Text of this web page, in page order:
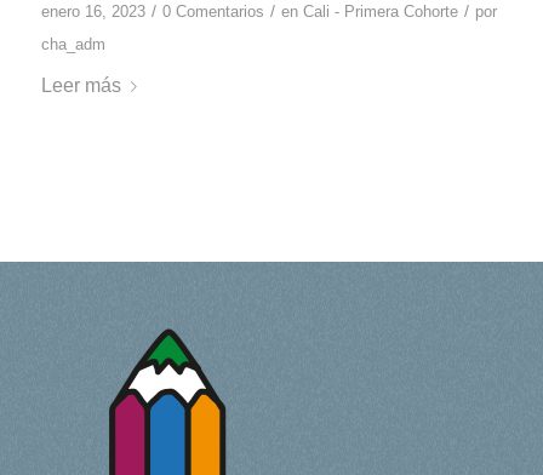
enero 16, 2023 / 0 Comentarios / en Cali - Primera Cohorte / por
cha_adm
Leer más